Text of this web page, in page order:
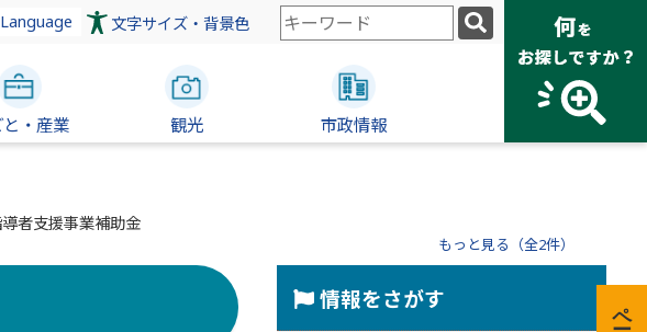
文字サイズ・背景色
検
索
ー
と・産業 観光 市政情報
者支援事業補助金
もっと見る（全2件）
情報をさがす